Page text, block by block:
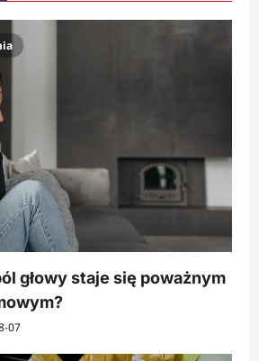
głowy staje się poważnym
07